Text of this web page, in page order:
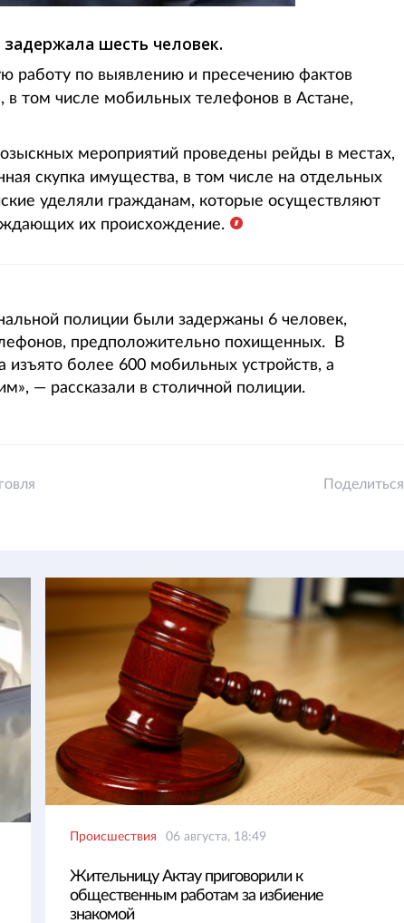
шесть человек.
работу по выявлению и пресечению фактов
в том числе мобильных телефонов в Астане,
мероприятий проведены рейды в местах,
скупка имущества, в том числе на отдельных
уделяли гражданам, которые осуществляют
их происхождение.
полиции были задержаны 6 человек,
предположительно похищенных. В
изъято более 600 мобильных устройств, а
— рассказали в столичной полиции.
Поделиться
Происшествия 06 августа, 18:49
Жительницу Актау приговорили к
общественным работам за избиение
знакомой